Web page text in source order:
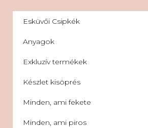
Esküvői Csipkék
Anyagok
Exkluzív termékek
Készlet kisöprés
Minden, ami fekete
Minden, ami piros